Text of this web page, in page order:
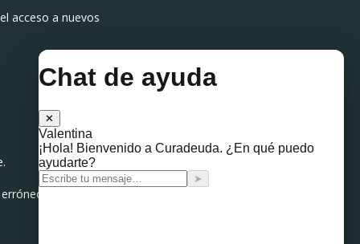
acceso a nuevos
en tu historial.